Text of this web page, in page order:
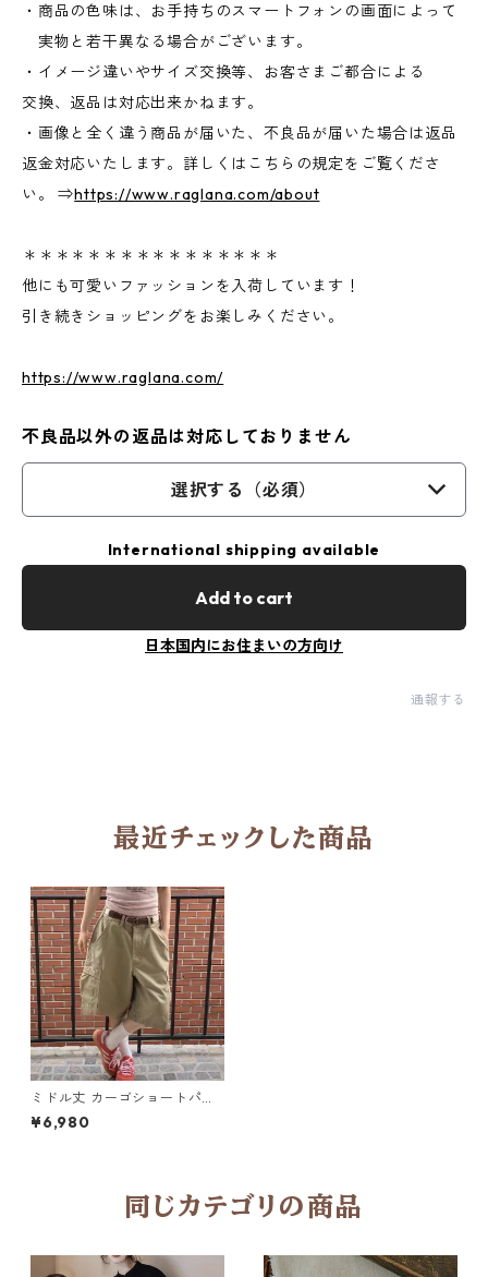
・商品の色味は、お手持ちのスマートフォンの画面によって
実物と若干異なる場合がございます。
・イメージ違いやサイズ交換等、お客さまご都合による
交換、返品は対応出来かねます。
・画像と全く違う商品が届いた、不良品が届いた場合は返品
返金対応いたします。詳しくはこちらの規定をご覧くださ
い。 ⇒https://www.raglana.com/about
＊＊＊＊＊＊＊＊＊＊＊＊＊＊＊＊
他にも可愛いファッションを入荷しています！
引き続きショッピングをお楽しみください。
https://www.raglana.com/
不良品以外の返品は対応しておりません
選択する（必須）
International shipping available
Add to cart
日本国内にお住まいの方向け
通報する
最近チェックした商品
ミドル丈 カーゴショートパン
ツ 2col H 260094
¥6,980
同じカテゴリの商品